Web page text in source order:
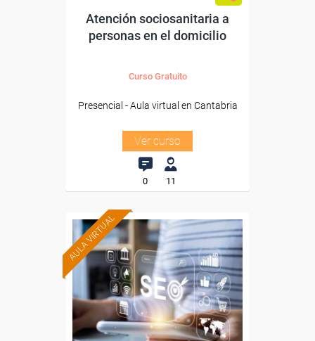
Atención sociosanitaria a
personas en el domicilio
Curso Gratuito
Presencial - Aula virtual en Cantabria
Ver curso
0 11
AULA VIRTUAL Formación 100%
subvencionada.
Para desempleados,
trabajadores y autónomos
de Madrid.